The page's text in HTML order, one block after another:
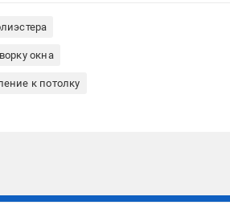
окна
к потолку
к стене